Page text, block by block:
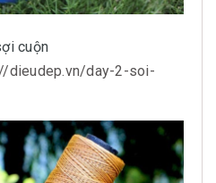
cuộn
dieudep.vn/day-2-soi-